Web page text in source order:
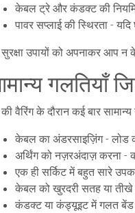
केबल ट्रे और कंडक्ट की
पावर सप्लाई की स्थिरता - यदि
उपायों को अपनाकर आप न
गलतियाँ
वैरिंग के दौरान कई बार
केबल का अंडरसाइज़िंग- लोड
अर्थिंग को नज़रअंदाज़ करना -
एक ही सर्किट मेंबहुत सारे
केबल को खुरदरी सतह या
कंडक्ट या कंड्यूइट मेंगलत बेंड